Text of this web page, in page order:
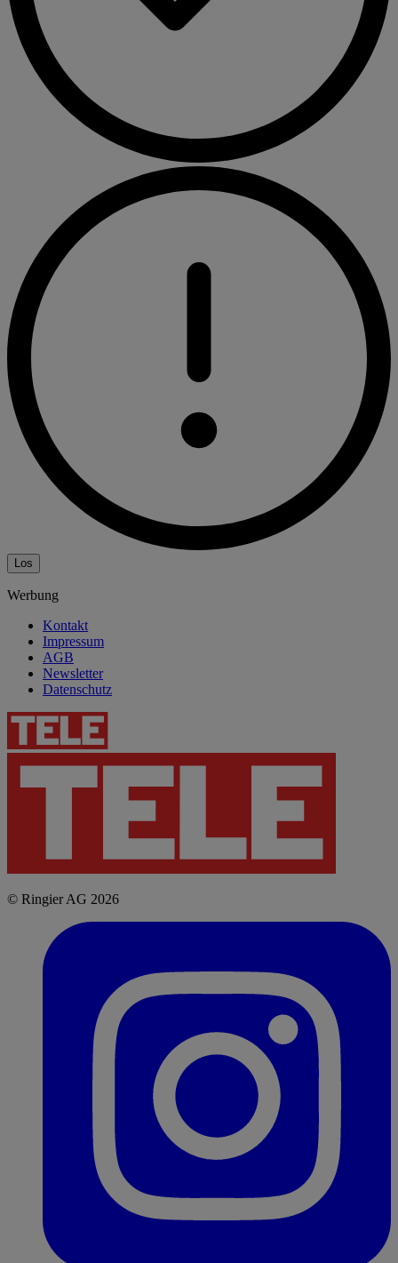
Los
Werbung
Kontakt
Impressum
AGB
Newsletter
Datenschutz
© Ringier AG 2026